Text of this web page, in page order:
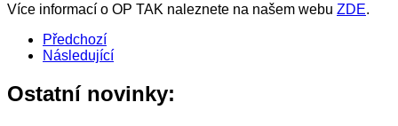
Více informací o OP TAK naleznete na našem webu ZDE.
Předchozí
Následující
Ostatní novinky: